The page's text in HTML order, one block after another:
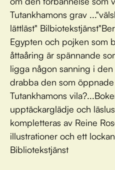
Tutankhamons grav
lättläst"
Egypten och pojken som
åttaåring är spännande
ligga någon sanning i
drabba den som
Tutankhamons
upptäckarglädje och
kompletteras av Reine
illustrationer och ett
Bibliotekstjänst